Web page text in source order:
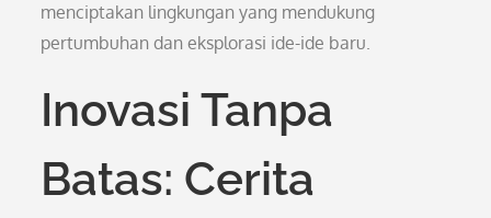
menciptakan lingkungan yang mendukung
pertumbuhan dan eksplorasi ide-ide baru.
Inovasi Tanpa
Batas: Cerita